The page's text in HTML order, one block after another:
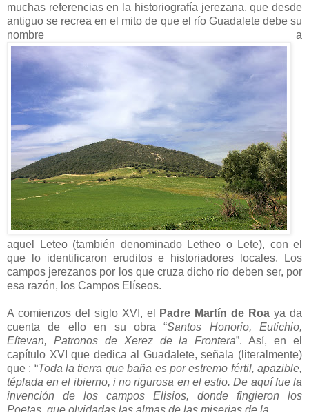
muchas referencias en la historiografía jerezana, que desde
antiguo se recrea en el mito de que el río Guadalete debe su
nombre a
aquel Leteo (también denominado Letheo o Lete), con el
que lo identificaron eruditos e historiadores locales. Los
campos jerezanos por los que cruza dicho río deben ser, por
esa razón, los Campos Elíseos.
A comienzos del siglo XVI, el Padre Martín de Roa ya da
cuenta de ello en su obra “Santos Honorio, Eutichio,
Eſtevan, Patronos de Xerez de la Frontera”. Así, en el
capítulo XVI que dedica al Guadalete, señala (literalmente)
que : “Toda la tierra que baña es por estremo fértil, apazible,
téplada en el ibierno, i no rigurosa en el estio. De aquí fue la
invención de los campos Elisios, donde fingieron los
Poetas, que olvidadas las almas de las miserias de la